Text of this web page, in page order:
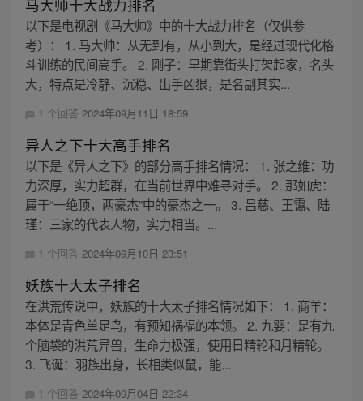
马大帅十大战力排名
以下是电视剧《马大帅》中的十大战力排名（仅供参
考）： 1. 马大帅：从无到有，从小到大，是经过现代化格
斗训练的民间高手。 2. 刚子：早期靠街头打架起家，名头
大，特点是冷静、沉稳、出手凶狠，是名副其实...
1 个回答 2024年09月11日 18:59
异人之下十大高手排名
以下是《异人之下》的部分高手排名情况： 1. 张之维：功
力深厚，实力超群，在当前世界中难寻对手。 2. 那如虎：
属于“一绝顶，两豪杰”中的豪杰之一。 3. 吕慈、王霭、陆
瑾：三家的代表人物，实力相当。...
1 个回答 2024年09月10日 23:51
妖族十大太子排名
在洪荒传说中，妖族的十大太子排名情况如下： 1. 商羊：
本体是青色单足鸟，有预知祸福的本领。 2. 九婴：是有九
个脑袋的洪荒异兽，生命力极强，使用日精轮和月精轮。
3. 飞诞：羽族出身，长相类似鼠，能...
1 个回答 2024年09月04日 22:34